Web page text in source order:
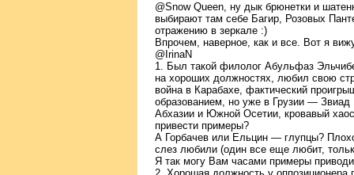
@Snow Queen, ну дык брюнетки и
выбирают там себе Багир, Розовых
отражению в зеркале :)
Впрочем, наверное, как и все. Вот я
@IrinaN
1. Был такой филолог Абульфаз
на хороших должностях, любил свою
война в Карабахе, фактический
образованием, но уже в Грузии —
Абхазии и Южной Осетии, кровавый
привести примеры?
А Горбачев или Ельцин — глупцы?
слез любили (один все еще любит,
Я так могу Вам часами примеры